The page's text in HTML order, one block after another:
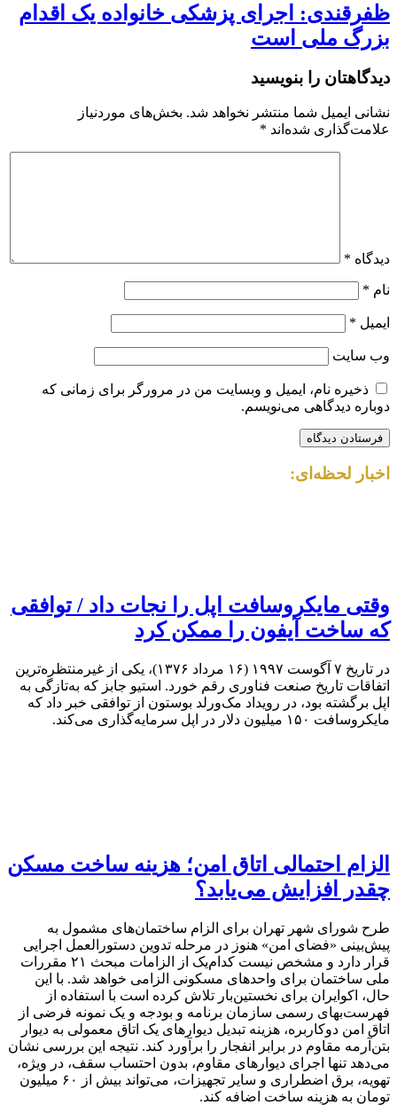
ظفرقندی: اجرای پزشکی خانواده یک اقدام
بزرگ ملی است
دیدگاهتان را بنویسید
نشانی ایمیل شما منتشر نخواهد شد. بخش‌های موردنیاز
علامت‌گذاری شده‌اند *
دیدگاه *
نام *
ایمیل *
وب‌ سایت
ذخیره نام، ایمیل و وبسایت من در مرورگر برای زمانی که
دوباره دیدگاهی می‌نویسم.
اخبار لحظه‌ای:
وقتی مایکروسافت اپل را نجات داد / توافقی
که ساخت آیفون را ممکن کرد
در تاریخ ۷ آگوست ۱۹۹۷ (۱۶ مرداد ۱۳۷۶)، یکی از غیرمنتظره‌ترین
اتفاقات تاریخ صنعت فناوری رقم خورد. استیو جابز که به‌تازگی به
اپل برگشته بود، در رویداد مک‌ورلد بوستون از توافقی خبر داد که
مایکروسافت ۱۵۰ میلیون دلار در اپل سرمایه‌گذاری می‌کند.
الزام احتمالی اتاق امن؛ هزینه ساخت مسکن
چقدر افزایش می‌یابد؟
طرح شورای شهر تهران برای الزام ساختمان‌های مشمول به
پیش‌بینی «فضای امن» هنوز در مرحله تدوین دستورالعمل اجرایی
قرار دارد و مشخص نیست کدام‌یک از الزامات مبحث ۲۱ مقررات
ملی ساختمان برای واحدهای مسکونی الزامی خواهد شد. با این
حال، اکوایران برای نخستین‌بار تلاش کرده است با استفاده از
فهرست‌بهای رسمی سازمان برنامه و بودجه و یک نمونه فرضی از
اتاق امن دوکاربره، هزینه تبدیل دیوارهای یک اتاق معمولی به دیوار
بتن‌آرمه مقاوم در برابر انفجار را برآورد کند. نتیجه این بررسی نشان
می‌دهد تنها اجرای دیوارهای مقاوم، بدون احتساب سقف، در ویژه،
تهویه، برق اضطراری و سایر تجهیزات، می‌تواند بیش از ۶۰ میلیون
تومان به هزینه ساخت اضافه کند.